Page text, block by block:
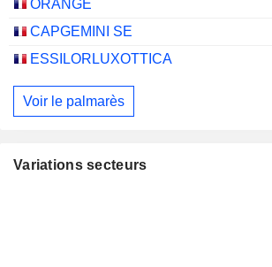
ORANGE
CAPGEMINI SE
ESSILORLUXOTTICA
Voir le palmarès
Variations secteurs